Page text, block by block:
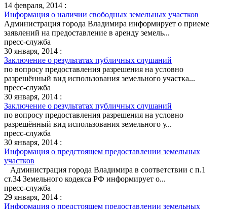
14 февраля, 2014 :
Информация о наличии свободных земельных участков
Администрация города Владимира информирует о приеме
заявлений на предоставление в аренду земель...
пресс-служба
30 января, 2014 :
Заключение о результатах публичных слушаний
по вопросу предоставления разрешения на условно
разрешённый вид использования земельного участка...
пресс-служба
30 января, 2014 :
Заключение о результатах публичных слушаний
по вопросу предоставления разрешения на условно
разрешённый вид использования земельного у...
пресс-служба
30 января, 2014 :
Информация о предстоящем предоставлении земельных
участков
Администрация города Владимира в соответствии с п.1
ст.34 Земельного кодекса РФ информирует о...
пресс-служба
29 января, 2014 :
Информация о предстоящем предоставлении земельных